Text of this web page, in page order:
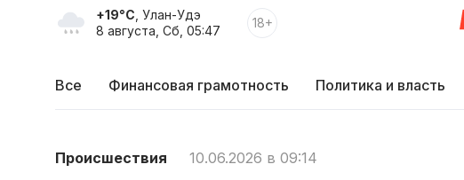
+19°C , Улан-Удэ
8 августа, Сб, 05:47
18+
Все Финансовая грамотность Политика и власть
Происшествия 10.06.2026 в 09:14